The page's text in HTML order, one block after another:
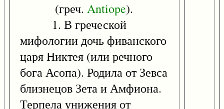
(греч. Antiope).
1. В греческой
мифологии дочь фиванского
царя Никтея (или речного
бога Асопа). Родила от Зевса
близнецов Зета и Амфиона.
Терпела унижения от